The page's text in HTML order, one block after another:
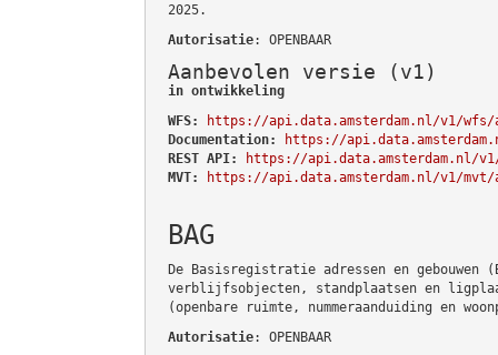
2025.
Autorisatie: OPENBAAR
Aanbevolen versie (v1)
in ontwikkeling
WFS:
https://api.data.amsterdam.nl/v1/wfs/
Documentation:
https://
REST API:
https://api.data.amsterdam.nl/v1/
MVT:
https://api.data.amsterdam.nl/v1/mvt/
BAG
De Basisregistratie adressen en gebouwen
verblijfsobjecten, standplaatsen en
(openbare ruimte, nummeraanduiding en
Autorisatie: OPENBAAR